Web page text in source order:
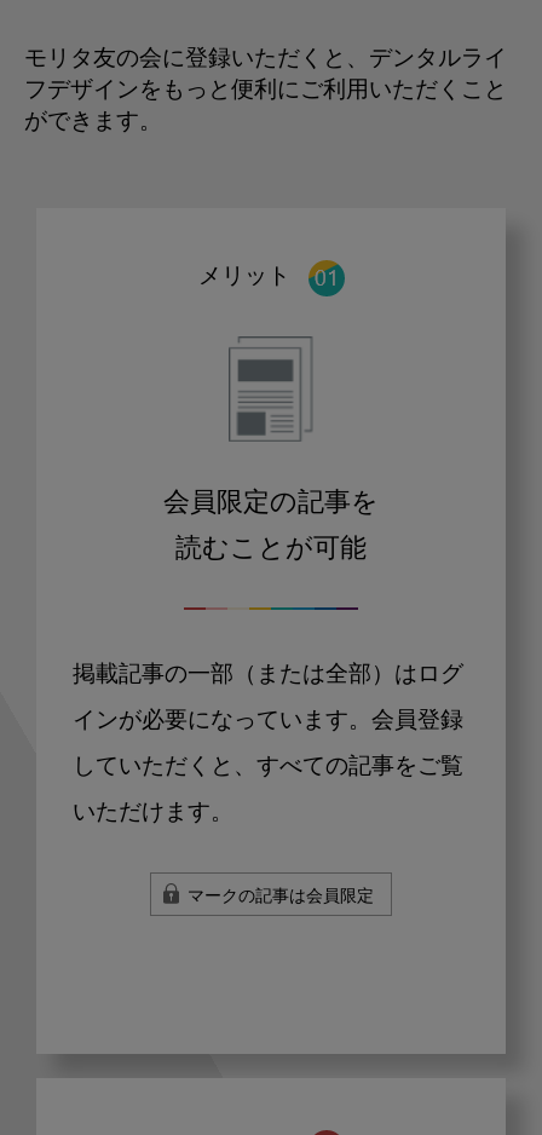
モリタ友の会に登録いただくと、デンタルライ
フデザインをもっと便利にご利用いただくこと
ができます。
メリット
会員限定の記事を
読むことが可能
掲載記事の一部（または全部）はログ
インが必要になっています。会員登録
していただくと、すべての記事をご覧
いただけます。
マークの記事は会員限定